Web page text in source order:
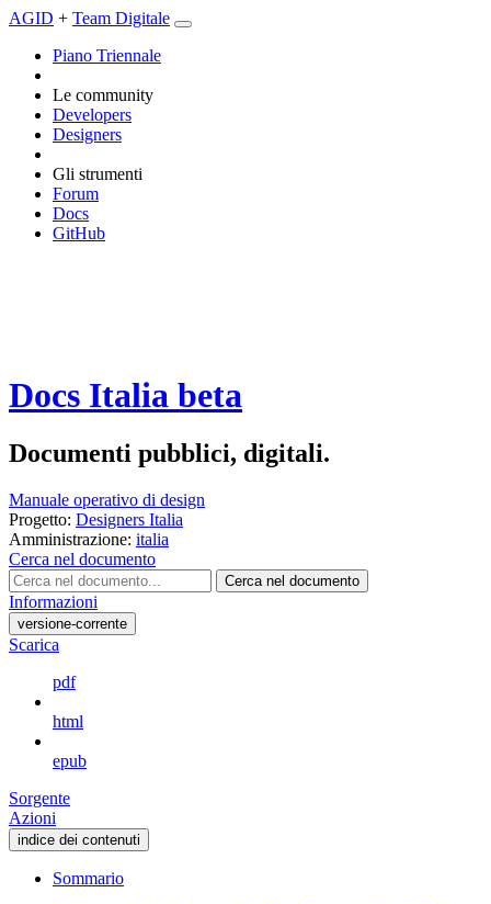
AGID + Team Digitale
Piano Triennale
Le community
Developers
Designers
Gli strumenti
Forum
Docs
GitHub
Docs Italia beta
Documenti pubblici, digitali.
Manuale operativo di design
Progetto: Designers Italia
Amministrazione: italia
Cerca nel documento
Cerca nel documento
Informazioni
versione-corrente
Scarica
pdf
html
epub
Sorgente
Azioni
indice dei contenuti
Sommario